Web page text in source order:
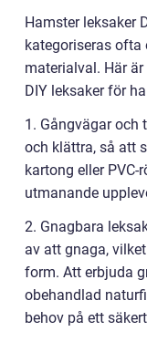
Hamster leksaker
kategoriseras ofta
materialval. Här
DIY leksaker för
1. Gångvägar och
och klättra, så att
kartong eller PVC-
utmanande
2. Gnagbara
av att gnaga,
form. Att erbjuda
obehandlad
behov på ett